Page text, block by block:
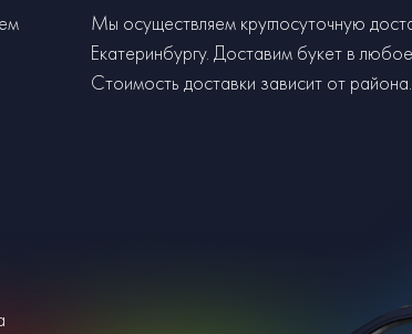
Мы осуществляем круглосуточную
Екатеринбургу. Доставим букет в
Стоимость доставки зависит от района.